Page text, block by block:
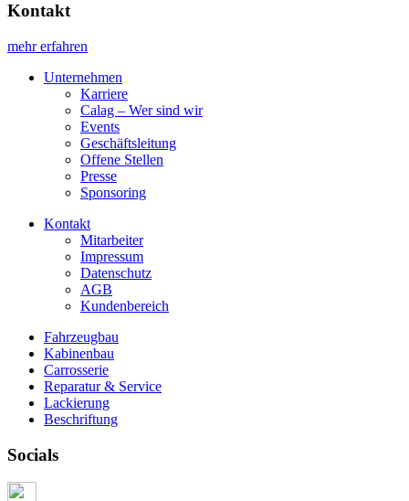
Kontakt
mehr erfahren
Unternehmen
Karriere
Calag – Wer sind wir
Events
Geschäftsleitung
Offene Stellen
Presse
Sponsoring
Kontakt
Mitarbeiter
Impressum
Datenschutz
AGB
Kundenbereich
Fahrzeugbau
Kabinenbau
Carrosserie
Reparatur & Service
Lackierung
Beschriftung
Socials